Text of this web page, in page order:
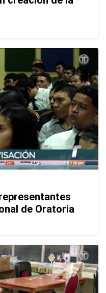
de Oratoria